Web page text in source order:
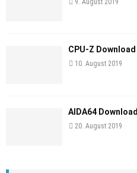
9. August 2019
CPU-Z Download
10. August 2019
AIDA64 Download
20. August 2019